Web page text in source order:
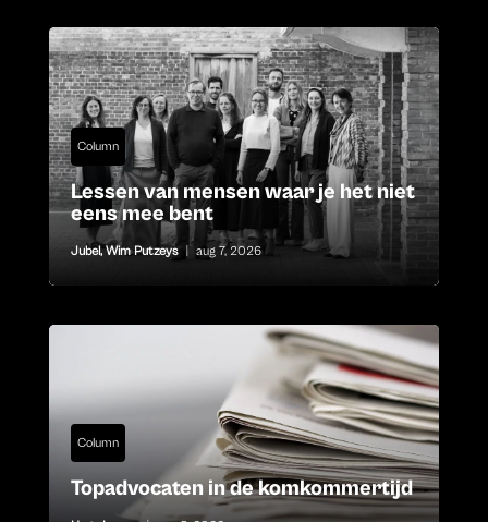
Column
Lessen van mensen waar je het niet
eens mee bent
Jubel,Wim Putzeys aug 7, 2026
Column
Topadvocaten in de komkommertijd